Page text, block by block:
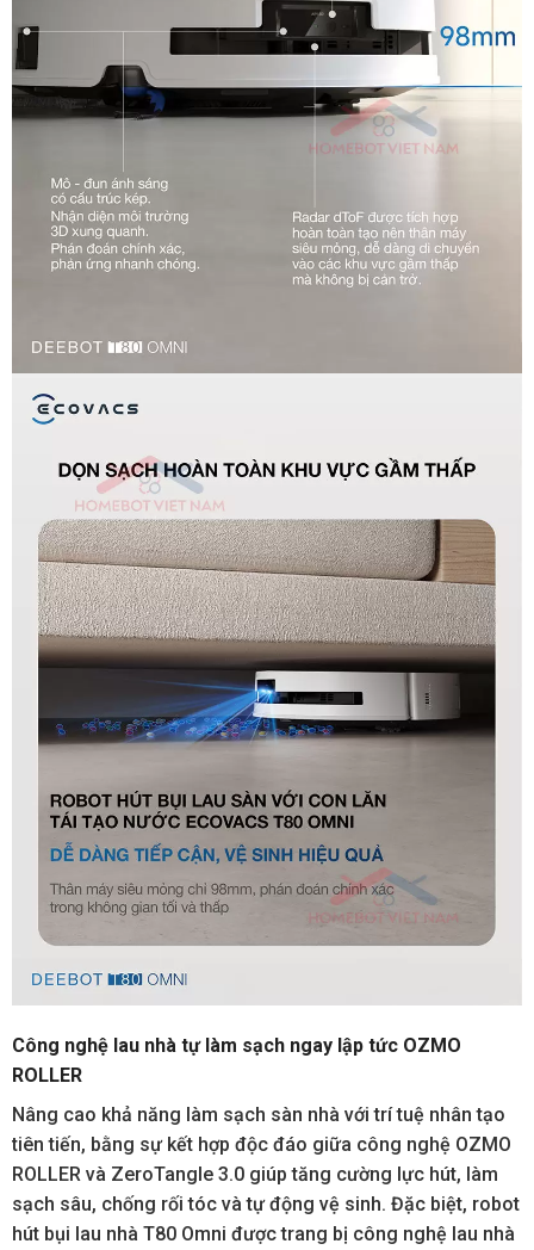
Công nghệ lau nhà tự làm sạch ngay lập tức OZMO
ROLLER
Nâng cao khả năng làm sạch sàn nhà với trí tuệ nhân tạo
tiên tiến, bằng sự kết hợp độc đáo giữa công nghệ OZMO
ROLLER và ZeroTangle 3.0 giúp tăng cường lực hút, làm
sạch sâu, chống rối tóc và tự động vệ sinh. Đặc biệt, robot
hút bụi lau nhà T80 Omni được trang bị công nghệ lau nhà